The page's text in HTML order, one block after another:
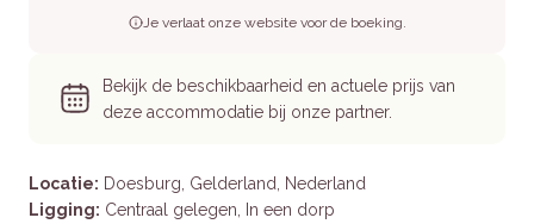
Locatie: Doesburg, Gelderland, Nederland
Ligging: Centraal gelegen, In een dorp
Je verlaat onze website voor de boeking.
Bekijk de beschikbaarheid en actuele prijs van
deze accommodatie bij onze partner.